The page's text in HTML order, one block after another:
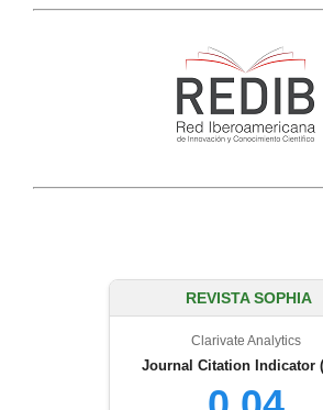
REVISTA SOPHIA
Clarivate Analytics
Journal Citation Indicator